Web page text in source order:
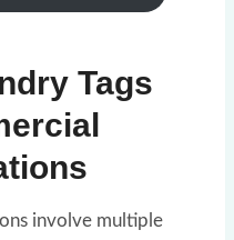
Tags
involve multiple